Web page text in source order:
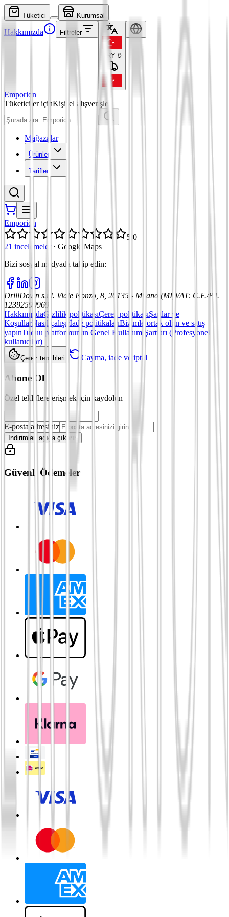
Tüketici Kurumsal
Hakkımızda Filtreler
TRY ₺
Emporion
Tüketiciler içinKişisel alışverişler
Mağazalar
Ürünler
Tarifler
Emporion
5,0
21 incelemeler
· Google Maps
Bizi sosyal medyada takip edin:
DrillDown s.r.l. Viale Isonzo, 8, 20135 - Milano (MI) VAT: C.F./P.I.
12392590969
HakkımızdaGizlilik politikasıÇerez politikasıŞartlar ve
KoşullarNasıl çalışırİade politikalarıBizimle ortak olun ve satış
yapınTuduu platformunun Genel Kullanım Şartları (Profesyonel
kullanıcılar)
Çerez tercihleri Cayma, iade ve iptal
Abone Ol
Özel tekliflere erişmek için kaydolun
E-posta adresiniz
İndirimleri açığa çıkarın
Güvenli Ödemeler